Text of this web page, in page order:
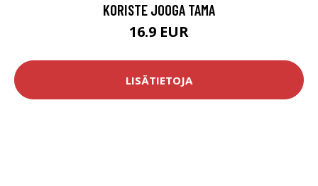
KORISTE JOOGA TAMA
16.9 EUR
LISÄTIETOJA